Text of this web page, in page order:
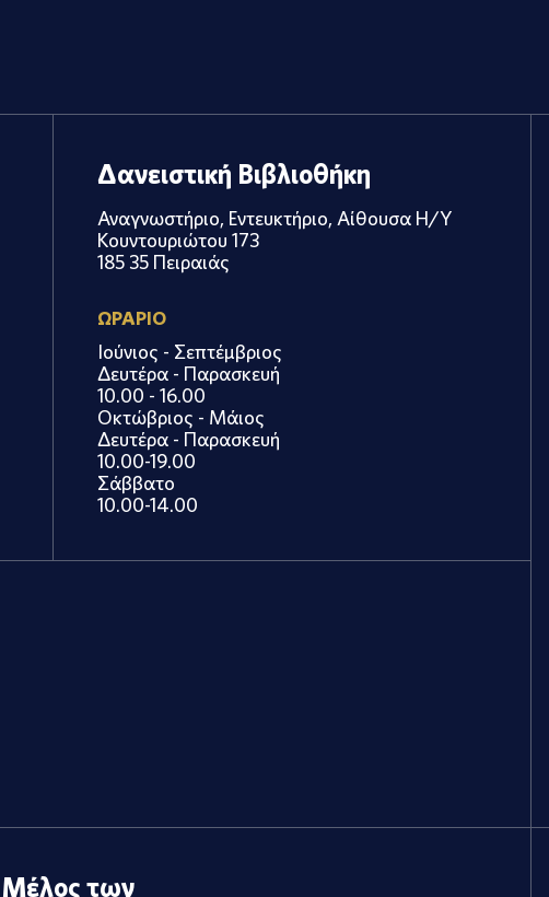
Δανειστική Βιβλιοθήκη
Αναγνωστήριο, Εντευκτήριο, Αίθουσα Η/Υ
Κουντουριώτου 173
185 35 Πειραιάς
ΩΡΑΡΙΟ
Ιούνιος - Σεπτέμβριος
Δευτέρα - Παρασκευή
10.00 - 16.00
Οκτώβριος - Μάιος
Δευτέρα - Παρασκευή
10.00-19.00
Σάββατο
10.00-14.00
Μέλος των